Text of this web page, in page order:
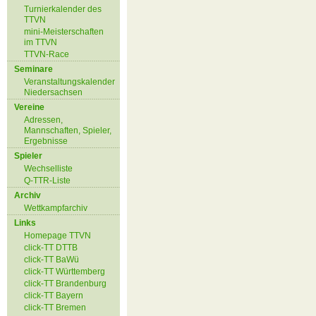
Turnierkalender des
TTVN
mini-Meisterschaften
im TTVN
TTVN-Race
Seminare
Veranstaltungskalender
Niedersachsen
Vereine
Adressen,
Mannschaften, Spieler,
Ergebnisse
Spieler
Wechselliste
Q-TTR-Liste
Archiv
Wettkampfarchiv
Links
Homepage TTVN
click-TT DTTB
click-TT BaWü
click-TT Württemberg
click-TT Brandenburg
click-TT Bayern
click-TT Bremen